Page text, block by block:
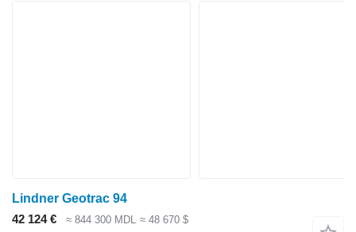
Lindner Geotrac 94
42 124 €
≈ 844 300 MDL ≈ 48 670 $